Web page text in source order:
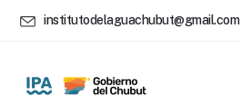
institutodelaguachubut@gmail.com